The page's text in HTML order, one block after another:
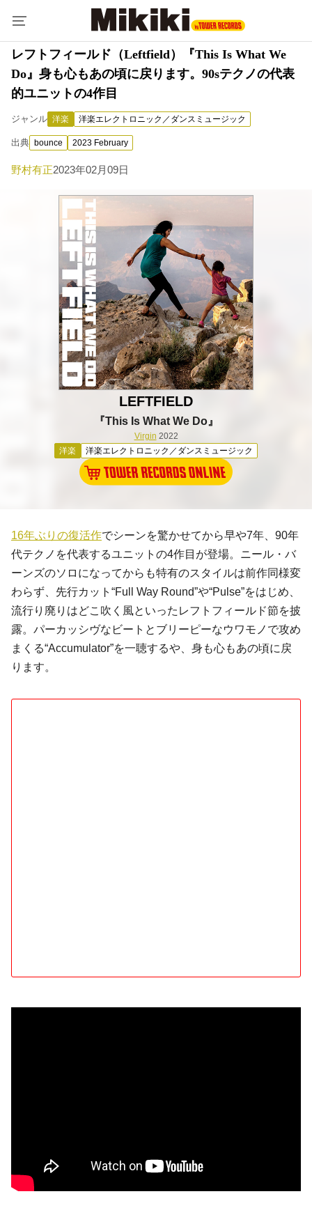
レフトフィールド（Leftfield）『This Is What We
Do』身も心もあの頃に戻ります。90sテクノの代表
的ユニットの4作目
ジャンル 洋楽 洋楽エレクトロニック／ダンスミュージック
出典 bounce 2023 February
野村有正2023年02月09日
LEFTFIELD
『This Is What We Do』
Virgin 2022
洋楽
洋楽エレクトロニック／ダンスミュージック
16年ぶりの復活作でシーンを驚かせてから早や7年、90年
代テクノを代表するユニットの4作目が登場。ニール・バ
ーンズのソロになってからも特有のスタイルは前作同様変
わらず、先行カット“Full Way Round”や“Pulse”をはじめ、
流行り廃りはどこ吹く風といったレフトフィールド節を披
露。パーカッシヴなビートとブリーピーなウワモノで攻め
まくる“Accumulator”を一聴するや、身も心もあの頃に戻
ります。